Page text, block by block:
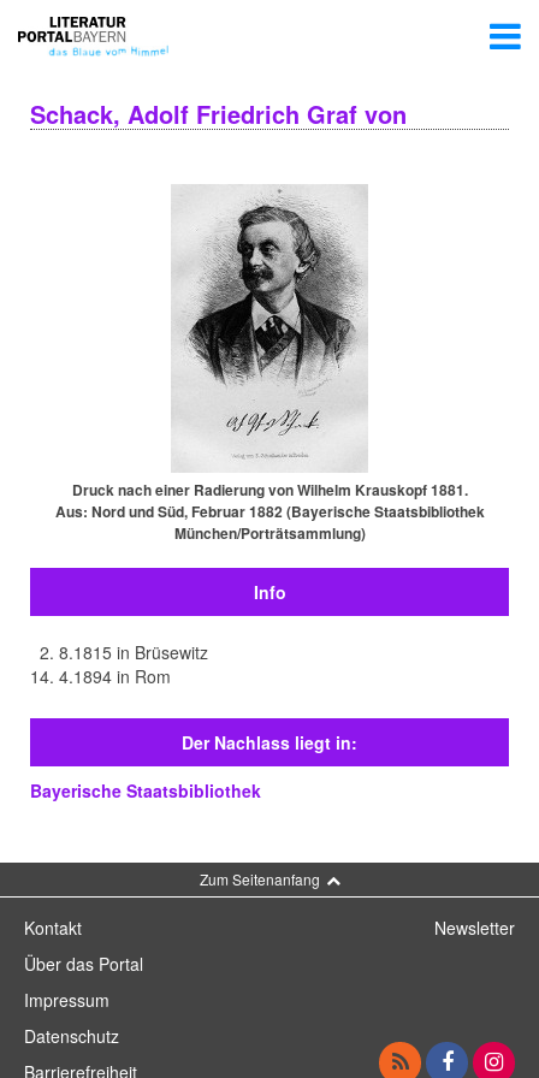
Schack, Adolf Friedrich Graf von
Druck nach einer Radierung von Wilhelm Krauskopf 1881.
Aus: Nord und Süd, Februar 1882 (Bayerische Staatsbibliothek
München/Porträtsammlung)
Info
2. 8.1815 in Brüsewitz
14. 4.1894 in Rom
Der Nachlass liegt in:
Bayerische Staatsbibliothek
Zum Seitenanfang
Kontakt
Über das Portal
Impressum
Datenschutz
Barrierefreiheit
Newsletter